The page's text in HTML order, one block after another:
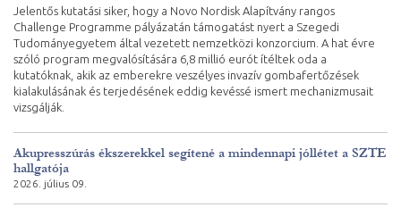
Jelentős kutatási siker, hogy a Novo Nordisk Alapítvány rangos
Challenge Programme pályázatán támogatást nyert a Szegedi
Tudományegyetem által vezetett nemzetközi konzorcium. A hat évre
szóló program megvalósítására 6,8 millió eurót ítéltek oda a
kutatóknak, akik az emberekre veszélyes invazív gombafertőzések
kialakulásának és terjedésének eddig kevéssé ismert mechanizmusait
vizsgálják.
Akupresszúrás ékszerekkel segítené a mindennapi jóllétet a SZTE
hallgatója
2026. július 09.